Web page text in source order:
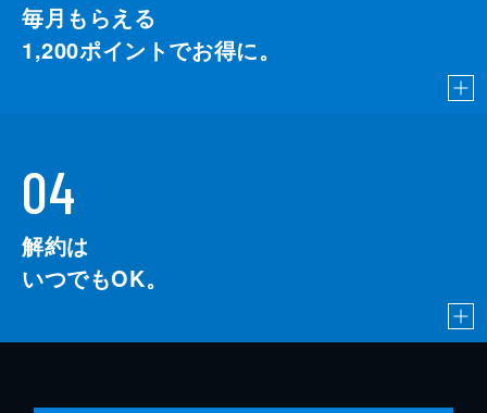
毎月もらえる
1,200ポイントでお得に。
04
解約は
いつでもOK。